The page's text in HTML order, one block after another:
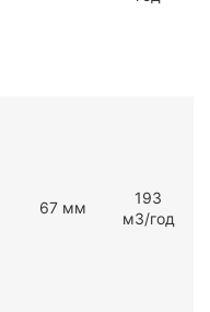
67 мм
193
мЗ/год